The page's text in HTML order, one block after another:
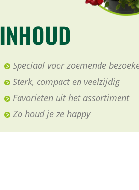
INHOUD
Speciaal voor zoemende
Sterk, compact en veelzijdig
Favorieten uit het assortiment
Zo houd je ze happy